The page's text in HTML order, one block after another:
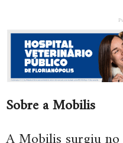
Sobre a Mobilis